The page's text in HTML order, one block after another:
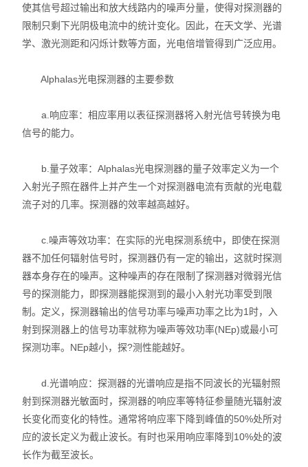
使其信号超过输出和放大线路内的噪声分量，使得对探测器的
限制只剩下光阴极电流中的统计变化。因此，在天文学、光谱
学、激光测距和闪烁计数等方面，光电倍增管得到广泛应用。
Alphalas光电探测器的主要参数
a.响应率：相应率用以表征探测器将入射光信号转换为电
信号的能力。
b.量子效率：Alphalas光电探测器的量子效率定义为一个
入射光子照在器件上并产生一个对探测器电流有贡献的光电载
流子对的几率。探测器的效率越高越好。
c.噪声等效功率：在实际的光电探测系统中，即使在探测
器不加任何辐射信号时，探测器仍有一定的输出，这就时探测
器本身存在的噪声。这种噪声的存在限制了探测器对微弱光信
号的探测能力，即探测器能探测到的最小入射光功率受到限
制。定义，探测器输出的信号功率与噪声功率之比为1时，入
射到探测器上的信号功率就称为噪声等效功率(NEp)或最小可
探测功率。NEp越小，探?测性能越好。
d.光谱响应：探测器的光谱响应是指不同波长的光辐射照
射到探测器光敏面时，探测器的响应率等特征参量随光辐射波
长变化而变化的特性。通常将响应率下降到峰值的50%处所对
应的波长定义为截止波长。有时也采用响应率降到10%处的波
长作为截至波长。